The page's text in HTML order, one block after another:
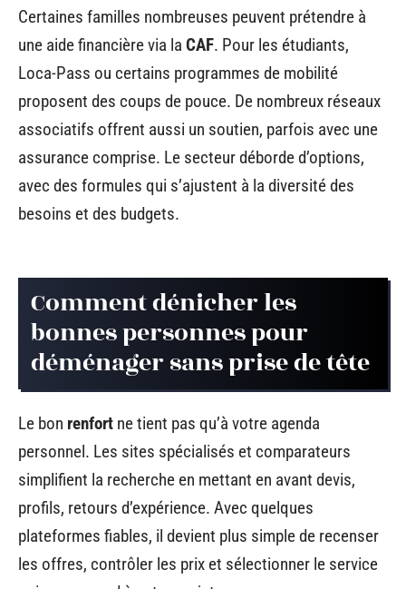
Certaines familles nombreuses peuvent prétendre à
une aide financière via la CAF. Pour les étudiants,
Loca-Pass ou certains programmes de mobilité
proposent des coups de pouce. De nombreux réseaux
associatifs offrent aussi un soutien, parfois avec une
assurance comprise. Le secteur déborde d’options,
avec des formules qui s’ajustent à la diversité des
besoins et des budgets.
Comment dénicher les
bonnes personnes pour
déménager sans prise de tête
Le bon renfort ne tient pas qu’à votre agenda
personnel. Les sites spécialisés et comparateurs
simplifient la recherche en mettant en avant devis,
profils, retours d’expérience. Avec quelques
plateformes fiables, il devient plus simple de recenser
les offres, contrôler les prix et sélectionner le service